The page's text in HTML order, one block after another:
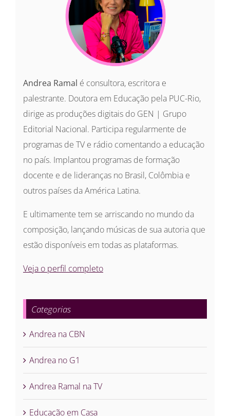
Andrea Ramal é consultora, escritora e
palestrante. Doutora em Educação pela PUC-Rio,
dirige as produções digitais do GEN | Grupo
Editorial Nacional. Participa regularmente de
programas de TV e rádio comentando a educação
no país. Implantou programas de formação
docente e de lideranças no Brasil, Colômbia e
outros países da América Latina.
E ultimamente tem se arriscando no mundo da
composição, lançando músicas de sua autoria que
estão disponíveis em todas as plataformas.
Veja o perfil completo
Categorias
Andrea na CBN
Andrea no G1
Andrea Ramal na TV
Educação em Casa